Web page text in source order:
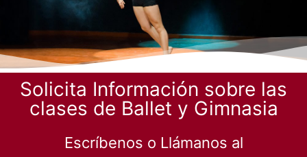
Solicita Información sobre las
clases de Ballet y Gimnasia
Escríbenos o Llámanos al